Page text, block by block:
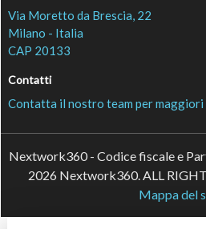
Via Moretto da Brescia, 22
Milano - Italia
CAP 20133
Contatti
Contatta il nostro team per
Nextwork360 - Codice fiscale e
2026 Nextwork360. ALL
Mappa del